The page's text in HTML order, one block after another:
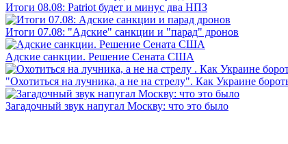
Итоги 08.08: Patriot будет и минус два НПЗ
Итоги 07.08: "Адские" санкции и "парад" дронов
Адские санкции. Решение Сената США
"Охотиться на лучника, а не на стрелу". Как Украине
Загадочный звук напугал Москву: что это было